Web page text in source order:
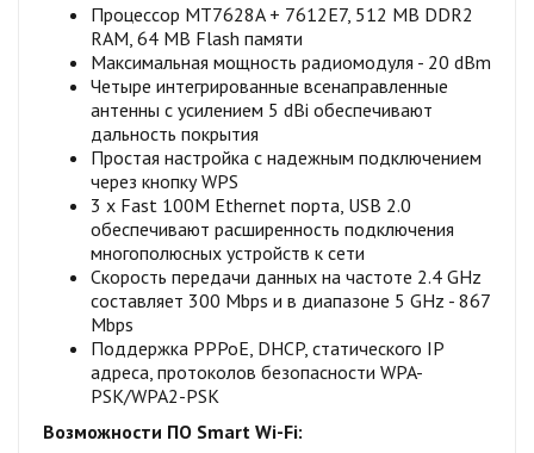
Процессор MT7628A + 7612E7, 512 МВ DDR2
RAM, 64 МВ Flash памяти
Максимальная мощность радиомодуля - 20 dBm
Четыре интегрированные всенаправленные
антенны с усилением 5 dBi обеспечивают
дальность покрытия
Простая настройка с надежным подключением
через кнопку WPS
3 х Fast 100M Ethernet порта, USB 2.0
обеспечивают расширенность подключения
многополюсных устройств к сети
Скорость передачи данных на частоте 2.4 GHz
составляет 300 Мbps и в диапазоне 5 GHz - 867
Мbps
Поддержка PPPoE, DHCP, статического IP
адреса, протоколов безопасности WPA-
PSK/WPA2-PSK
Возможности ПО Smart Wi-Fi: